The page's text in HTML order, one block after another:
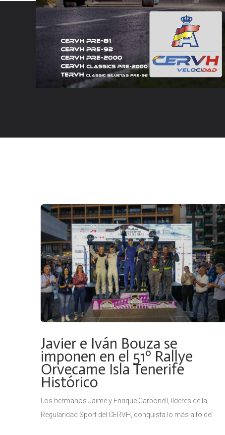
Javier e Iván Bouza se
imponen en el 51º Rallye
Orvecame Isla Tenerife
Histórico
Los hermanos Jaime y Enrique Carbonell, líderes de la
Regularidad Sport del CERVH, conquista lo más alto del